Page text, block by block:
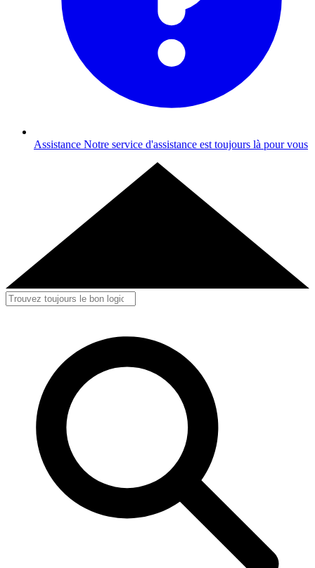
Assistance Notre service d'assistance est toujours là pour vous